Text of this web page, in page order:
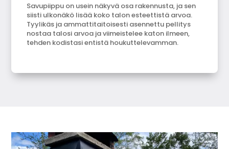
Savupiippu on usein näkyvä osa rakennusta, ja sen
siisti ulkonäkö lisää koko talon esteettistä arvoa.
Tyylikäs ja ammattitaitoisesti asennettu pellitys
nostaa talosi arvoa ja viimeistelee katon ilmeen,
tehden kodistasi entistä houkuttelevamman.